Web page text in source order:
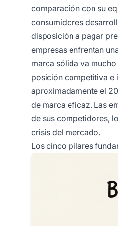
comparación con su
consumidores
disposición a pagar
empresas enfrentan
marca sólida va
posición competitiva e
aproximadamente el
de marca eficaz. Las
de sus competidores,
crisis del mercado.
Los cinco pilares